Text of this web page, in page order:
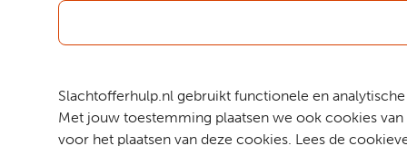
Slachtofferhulp.nl gebruikt functionele en
Met jouw toestemming plaatsen we ook cookies
voor het plaatsen van deze cookies. Lees de